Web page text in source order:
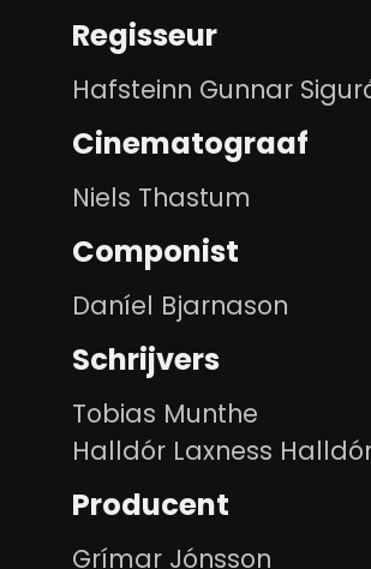
Regisseur
Hafsteinn Gunnar
Cinematograaf
Niels Thastum
Componist
Daníel Bjarnason
Schrijvers
Tobias Munthe
Halldór Laxness
Producent
Grímar Jónsson